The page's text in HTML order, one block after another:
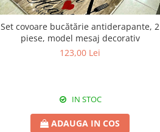
Set covoare bucătărie antiderapante, 2
piese, model mesaj decorativ
123,00 Lei
IN STOC
ADAUGA IN COS